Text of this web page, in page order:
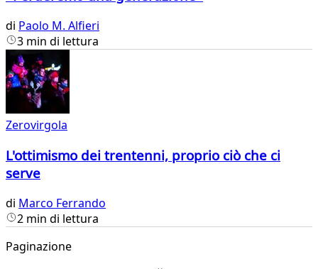
di Paolo M. Alfieri
3 min di lettura
Zerovirgola
L'ottimismo dei trentenni, proprio ciò che ci
serve
di Marco Ferrando
2 min di lettura
Paginazione